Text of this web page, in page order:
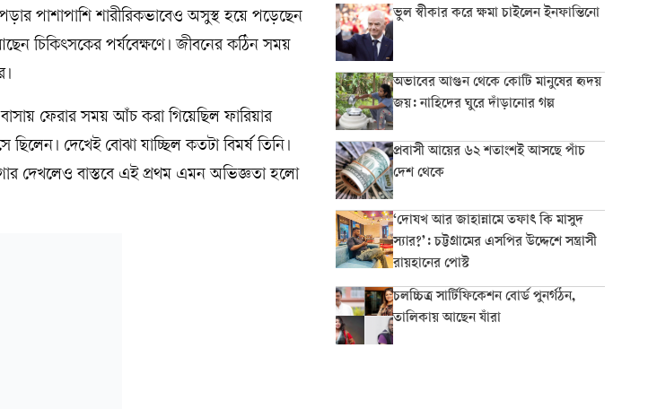
পাশাপাশি শারীরিকভাবেও অসুস্থ হয়ে পড়েছেন
চিকিৎসকের পর্যবেক্ষণে। জীবনের কঠিন সময়
ফেরার সময় আঁচ করা গিয়েছিল ফারিয়ার
দেখেই বোঝা যাচ্ছিল কতটা বিমর্ষ তিনি।
দেখলেও বাস্তবে এই প্রথম এমন অভিজ্ঞতা হলো
ভুল স্বীকার করে ক্ষমা চাইলেন ইনফান্তিনো
অভাবের আগুন থেকে কোটি মানুষের হৃদয়
জয়: নাহিদের ঘুরে দাঁড়ানোর গল্প
প্রবাসী আয়ের ৬২ শতাংশই আসছে পাঁচ
দেশ থেকে
‘দোযখ আর জাহান্নামে তফাৎ কি মাসুদ
স্যার?’: চট্টগ্রামের এসপির উদ্দেশে সন্ত্রাসী
রায়হানের পোস্ট
চলচ্চিত্র সার্টিফিকেশন বোর্ড পুনর্গঠন,
তালিকায় আছেন যাঁরা